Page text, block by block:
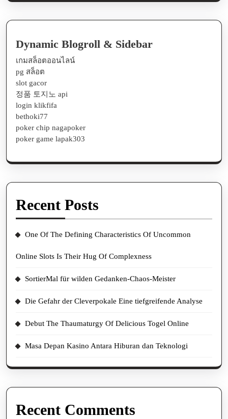
Dynamic Blogroll & Sidebar
เกมสล็อตออนไลน์
pg สล็อต
slot gacor
정품 토지노 api
login klikfifa
bethoki77
poker chip nagapoker
poker game lapak303
Recent Posts
One Of The Defining Characteristics Of Uncommon
Online Slots Is Their Hug Of Complexness
SortierMal für wilden Gedanken-Chaos-Meister
Die Gefahr der Cleverpokale Eine tiefgreifende Analyse
Debut The Thaumaturgy Of Delicious Togel Online
Masa Depan Kasino Antara Hiburan dan Teknologi
Recent Comments